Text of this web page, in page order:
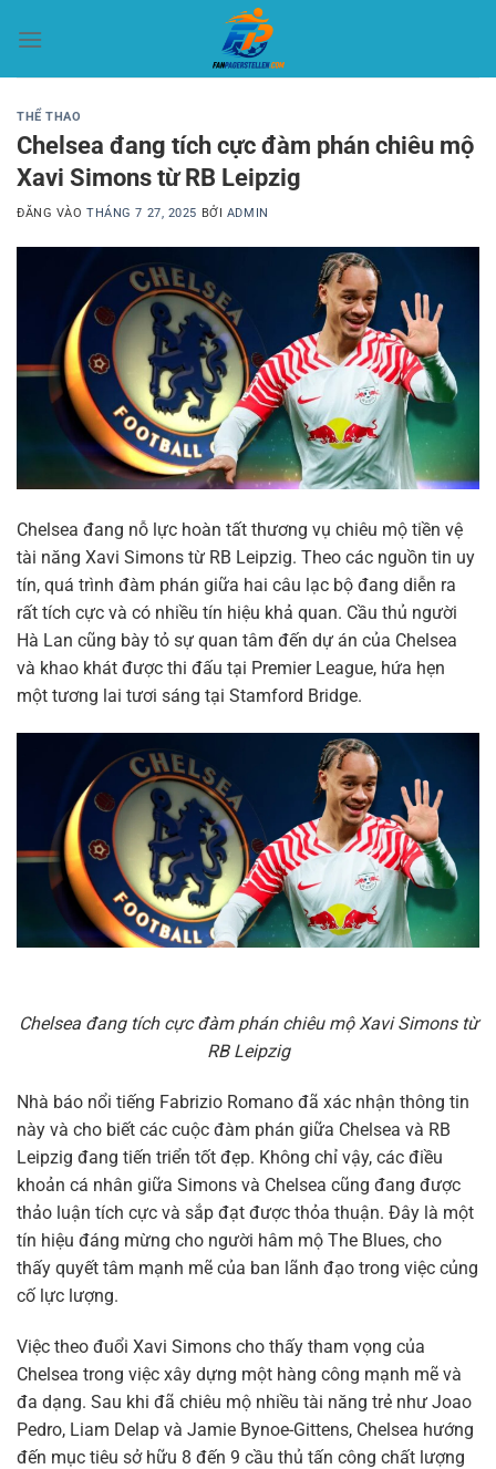
qua
THỂ THAO
Chelsea đang tích cực đàm phán chiêu mộ
Xavi Simons từ RB Leipzig
ĐĂNG VÀOTHÁNG 7 27, 2025 BỞI ADMIN
Chelsea đang nỗ lực hoàn tất thương vụ chiêu mộ tiền vệ
tài năng Xavi Simons từ RB Leipzig. Theo các nguồn tin uy
tín, quá trình đàm phán giữa hai câu lạc bộ đang diễn ra
rất tích cực và có nhiều tín hiệu khả quan. Cầu thủ người
Hà Lan cũng bày tỏ sự quan tâm đến dự án của Chelsea
và khao khát được thi đấu tại Premier League, hứa hẹn
một tương lai tươi sáng tại Stamford Bridge.
Chelsea đang tích cực đàm phán chiêu mộ Xavi Simons từ
RB Leipzig
Nhà báo nổi tiếng Fabrizio Romano đã xác nhận thông tin
này và cho biết các cuộc đàm phán giữa Chelsea và RB
Leipzig đang tiến triển tốt đẹp. Không chỉ vậy, các điều
khoản cá nhân giữa Simons và Chelsea cũng đang được
thảo luận tích cực và sắp đạt được thỏa thuận. Đây là một
tín hiệu đáng mừng cho người hâm mộ The Blues, cho
thấy quyết tâm mạnh mẽ của ban lãnh đạo trong việc củng
cố lực lượng.
Việc theo đuổi Xavi Simons cho thấy tham vọng của
Chelsea trong việc xây dựng một hàng công mạnh mẽ và
đa dạng. Sau khi đã chiêu mộ nhiều tài năng trẻ như Joao
Pedro, Liam Delap và Jamie Bynoe-Gittens, Chelsea hướng
đến mục tiêu sở hữu 8 đến 9 cầu thủ tấn công chất lượng